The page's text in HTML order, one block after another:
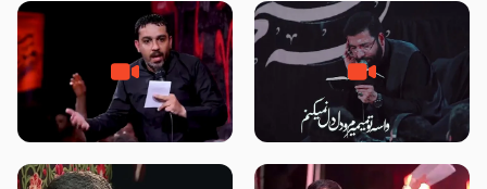
مصداق کربلا – حاج حسین سیب
سرخی
شور ، حسینا! به‌ حق زهرا «أُنْظُرْ
إِلَینا» – عزاداری شب هفتم ماه